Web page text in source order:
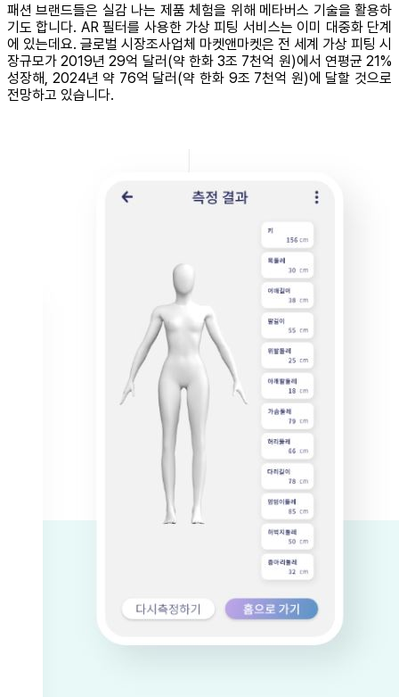
패션 브랜드들은 실감 나는 제품 체험을 위해 메타버스 기술을 활용하
기도 합니다. AR 필터를 사용한 가상 피팅 서비스는 이미 대중화 단계
에 있는데요. 글로벌 시장조사업체 마켓앤마켓은 전 세계 가상 피팅 시
장규모가 2019년 29억 달러(약 한화 3조 7천억 원)에서 연평균 21%
성장해, 2024년 약 76억 달러(약 한화 9조 7천억 원)에 달할 것으로
전망하고 있습니다.